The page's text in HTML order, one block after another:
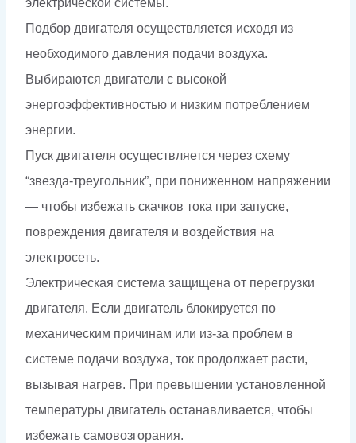
Подбор двигателя осуществляется исходя из
необходимого давления подачи воздуха.
Выбираются двигатели с высокой
энергоэффективностью и низким потреблением
энергии.
Пуск двигателя осуществляется через схему
“звезда-треугольник”, при пониженном напряжении
— чтобы избежать скачков тока при запуске,
повреждения двигателя и воздействия на
электросеть.
Электрическая система защищена от перегрузки
двигателя. Если двигатель блокируется по
механическим причинам или из-за проблем в
системе подачи воздуха, ток продолжает расти,
вызывая нагрев. При превышении установленной
температуры двигатель останавливается, чтобы
избежать самовозгорания.